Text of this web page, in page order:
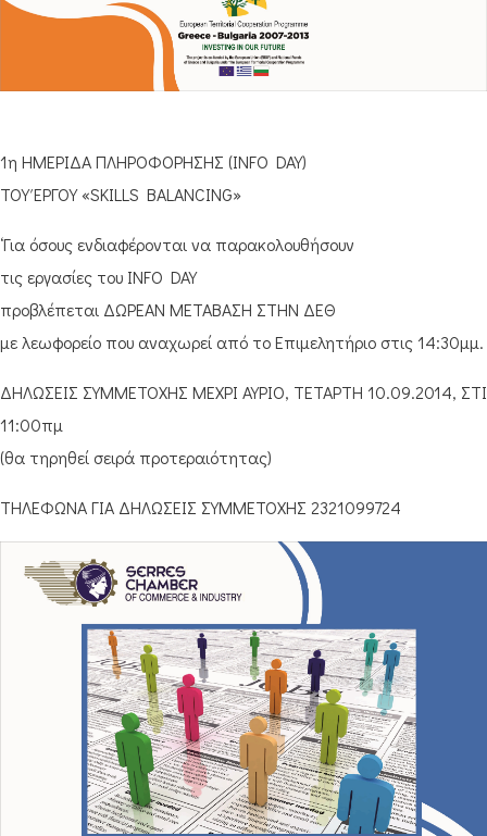
1η ΗΜΕΡΙΔΑ ΠΛΗΡΟΦΟΡΗΣΗΣ (INFO DAY)
ΤΟΥ ΈΡΓΟΥ «SKILLS BALANCING»
‘Για όσους ενδιαφέρονται να παρακολουθήσουν
τις εργασίες του INFO DAY
προβλέπεται ΔΩΡΕΑΝ ΜΕΤΑΒΑΣΗ ΣΤΗΝ ΔΕΘ
με λεωφορείο που αναχωρεί από το Επιμελητήριο στις 14:30μμ.
ΔΗΛΩΣΕΙΣ ΣΥΜΜΕΤΟΧΗΣ ΜΕΧΡΙ ΑΥΡΙΟ, ΤΕΤΑΡΤΗ 10.09.2014,
11:00πμ
(θα τηρηθεί σειρά προτεραιότητας)
ΤΗΛΕΦΩΝΑ ΓΙΑ ΔΗΛΩΣΕΙΣ ΣΥΜΜΕΤΟΧΗΣ 2321099724